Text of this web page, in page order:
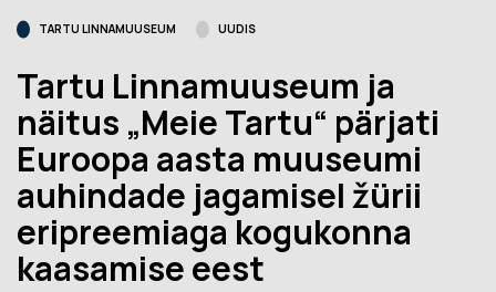
TARTU LINNAMUUSEUM UUDIS
Tartu Linnamuuseum ja
näitus „Meie Tartu“ pärjati
Euroopa aasta muuseumi
auhindade jagamisel žürii
eripreemiaga kogukonna
kaasamise eest